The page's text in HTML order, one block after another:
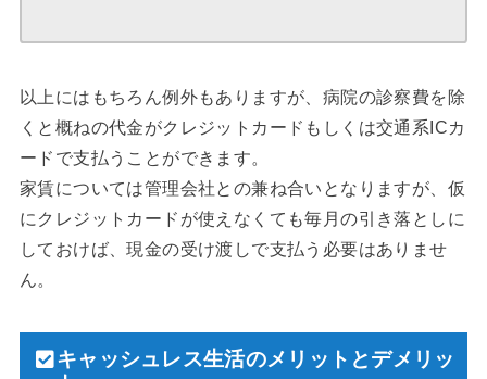
以上にはもちろん例外もありますが、病院の診察費を除
くと概ねの代金がクレジットカードもしくは交通系ICカ
ードで支払うことができます。
家賃については管理会社との兼ね合いとなりますが、仮
にクレジットカードが使えなくても毎月の引き落としに
しておけば、現金の受け渡しで支払う必要はありませ
ん。
キャッシュレス生活のメリットとデメリッ